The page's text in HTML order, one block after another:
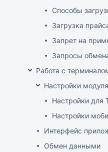
Способы
Загрузка
Запрет на
Запросы
Работа с
Настройки
Настройки для
Настройки
Интерфейс
Обмен данными